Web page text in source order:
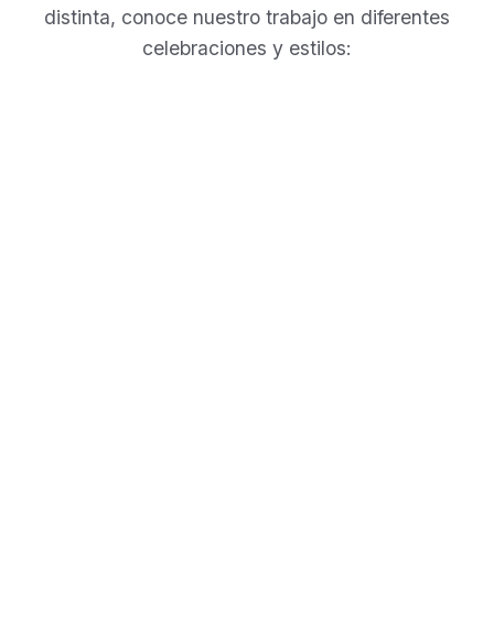
distinta, conoce nuestro trabajo en diferentes
celebraciones y estilos: